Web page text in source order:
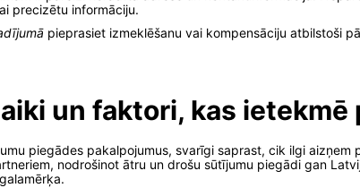
precizētu informāciju.
pieprasiet izmeklēšanu vai kompensāciju atbilstoši
un faktori, kas ietekmē
piegādes pakalpojumus, svarīgi saprast, cik ilgi
nodrošinot ātru un drošu sūtījumu piegādi gan